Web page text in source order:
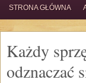
STRONA GŁÓWNA
Każdy
odznaczać